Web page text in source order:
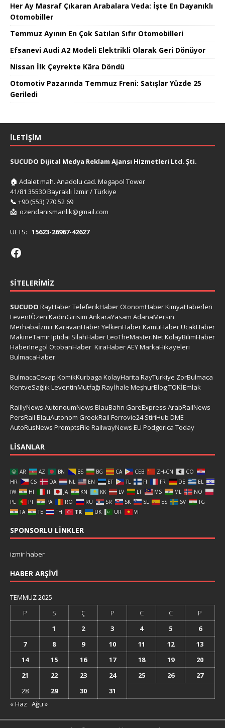
Her Ay Masraf Çıkaran Arabalara Veda: İşte En Dayanıklı
Otomobiller
Temmuz Ayının En Çok Satılan Sıfır Otomobilleri
Efsanevi Audi A2 Modeli Elektrikli Olarak Geri Dönüyor
Nissan İlk Çeyrekte Kâra Döndü
Otomotiv Pazarında Temmuz Freni: Satışlar Yüzde 25
Geriledi
İLETIŞIM
SUCUDO Dijital Medya Reklam Ajansı Hizmetleri Ltd. Şti.
🏠 Adalet mah. Anadolu cad. Megapol Tower
41/81 35530 Bayraklı İzmir / Türkiye
📞 +90 (553) 770 52 69
📩 ozendanismanlik@gmail.com
UETS: 15623-26967-42627
SITELERIMIZ
SUCUDO RayHaberTeleferikHaber OtonomHaberKimyaHaberleri
LeventÖzen KadinGirisim AnkaraYasam AdanaMersin
MerhabaİzmirKaravanHaberYelkenHaberKamuHaberUcakHaber
MakineTamirIptidai SilahHaberLeoTheMaster.NetKolayBilimHaber
HaberInegol OtobanHaber KiraHaberAEYMarkaHikayeleri
BulmacaHaber
BulmacaCevap KomikKurbaga KolayHarita RayTurkiye ZorBulmaca
KentveSağlıkLeventinMutfağı Rayİhale MeşhurBlogTOKİEmlak
RaillyNews AutonoumNews BlauBahn GareExpress ArabRailNews
PersRail BlauAutonom GreekRail Ferrovie24 StiriHub DME
AutoRusNews PromptsFile RailwayNews EU Podgorica Today
LISANLAR
AR AZ BN BS BG CA CEB ZH-CN
CO
HR
CS DA NL EN ET TL FI FR DE
EL
IW
HI IT JA KN KK LV LT MS ML
NO
PL
PT PA RO RU SR SK SL ES SV
TG
TA
TE TH TR UK UR VI
SPONSORLU LINKLER
izmir haber
HABER ARŞIVI
TEMMUZ 2025
P
S Ç P C C
P
1
2 3 4 5
6
7
8 9 10 11 12
13
14
15 16 17 18 19
20
21
22 23 24 25 26
27
28
29 30
31
« Haz Ağu »